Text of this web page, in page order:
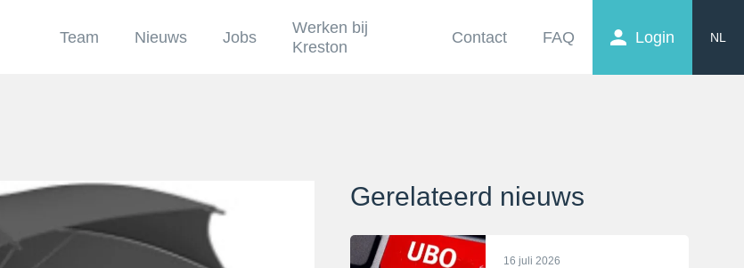
Team Nieuws Jobs
Werken bij
Kreston
Contact FAQ Login
NL
Gerelateerd nieuws
16 juli 2026